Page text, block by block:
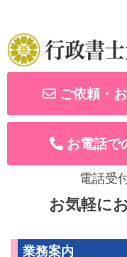
ご依頼・
お電話で
電話受
お気軽に
業務案内